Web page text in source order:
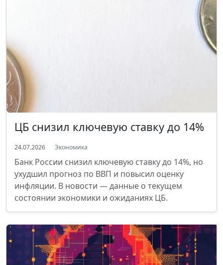
ЦБ снизил ключевую ставку до 14%
24.07.2026 Экономика
Банк России снизил ключевую ставку до 14%, но
ухудшил прогноз по ВВП и повысил оценку
инфляции. В новости — данные о текущем
состоянии экономики и ожиданиях ЦБ.